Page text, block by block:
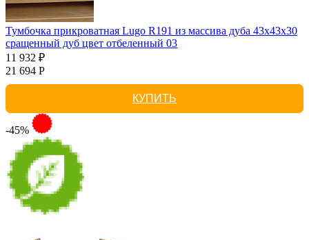
Тумбочка прикроватная Lugo R191 из массива дуба 43х43х30
сращенный дуб цвет отбеленный 03
11 932 ₽
21 694 Р
КУПИТЬ
-45%